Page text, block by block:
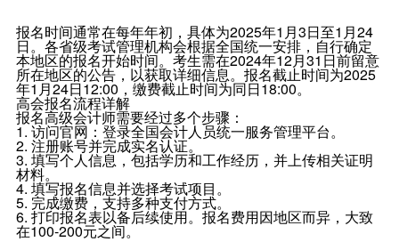
报名时间通常在每年年初，具体为2025年1月3日至1月24
日。各省级考试管理机构会根据全国统一安排，自行确定
本地区的报名开始时间。考生需在2024年12月31日前留意
所在地区的公告，以获取详细信息。报名截止时间为2025
年1月24日12:00，缴费截止时间为同日18:00。
高会报名流程详解
报名高级会计师需要经过多个步骤：
1. 访问官网：登录全国会计人员统一服务管理平台。
2. 注册账号并完成实名认证。
3. 填写个人信息，包括学历和工作经历，并上传相关证明
材料。
4. 填写报名信息并选择考试项目。
5. 完成缴费，支持多种支付方式。
6. 打印报名表以备后续使用。报名费用因地区而异，大致
在100-200元之间。